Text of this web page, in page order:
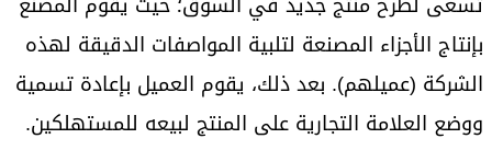
بإنتاج الأجزاء المصنعة لتلبية المواصفات الدقيقة لهذه
الشركة (عميلهم). بعد ذلك، يقوم العميل بإعادة تسمية
ووضع العلامة التجارية على المنتج لبيعه للمستهلكين.